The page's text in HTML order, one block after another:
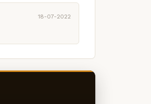
18-07-2022